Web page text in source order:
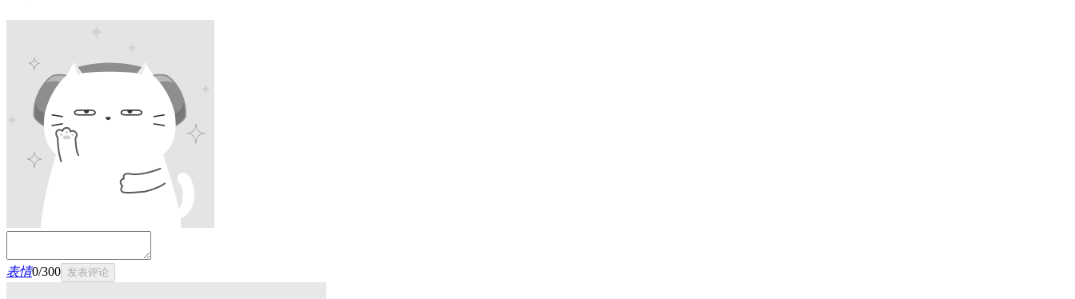
表情0/300 发表评论